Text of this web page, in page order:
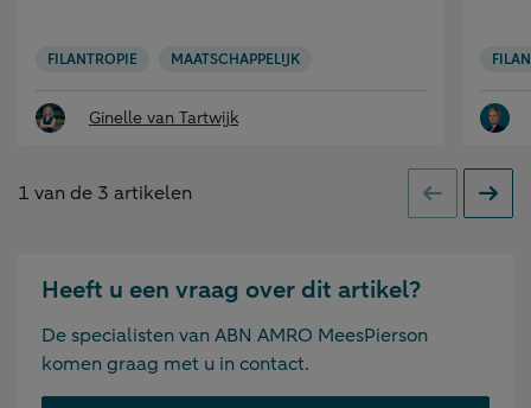
FILANTROPIE MAATSCHAPPELIJK
Ginelle van Tartwijk
1 van de 3 artikelen Vorige
Heeft u een vraag over dit artikel?
De specialisten van ABN AMRO MeesPierson
komen graag met u in contact.